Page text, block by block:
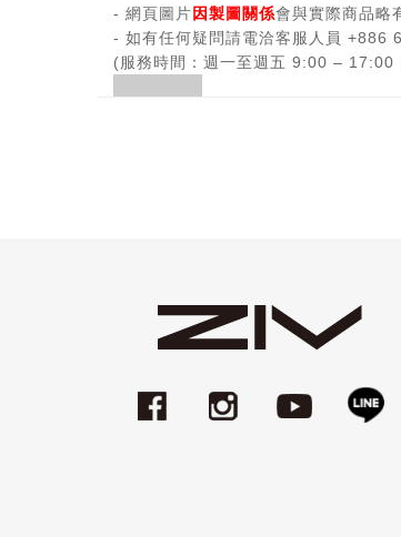
- 網頁圖片因製圖關係會與實際商品略
- 如有任何疑問請電洽客服人員 +886
(服務時間：週一至週五 9:00 – 17:00